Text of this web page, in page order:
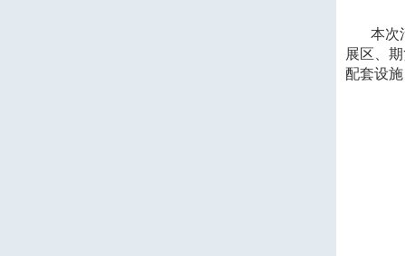
本次
展区、
配套设